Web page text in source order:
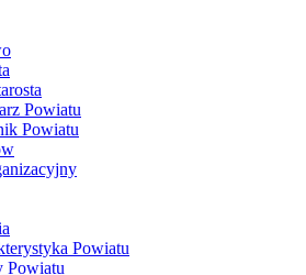
Powiatu
Powiatu
Powiatu
Powiatu